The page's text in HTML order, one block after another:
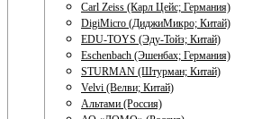
Carl Zeiss (Карл Цейс; Германия)
DigiMicro (ДиджиМикро; Китай)
EDU-TOYS (Эду-Тойз; Китай)
Eschenbach (Эшенбах; Германия)
STURMAN (Штурман; Китай)
Velvi (Велви; Китай)
Альтами (Россия)